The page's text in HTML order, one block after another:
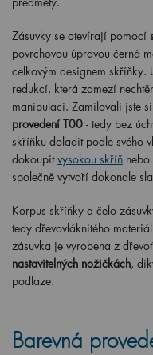
Zásuvky se otevírají pomocí
povrchovou úpravou černá
celkovým designem skříňky.
redukcí, která zamezí
manipulaci. Zamilovali jste
provedení T00 - tedy bez
skříňku doladit podle svého
dokoupitvysokou skříň
společně vytvoří dokonale
Korpus skříňky a čelo
tedy dřevovláknitého
zásuvka je vyrobena z
nastavitelných nožičkách,
podlaze.
Barevná